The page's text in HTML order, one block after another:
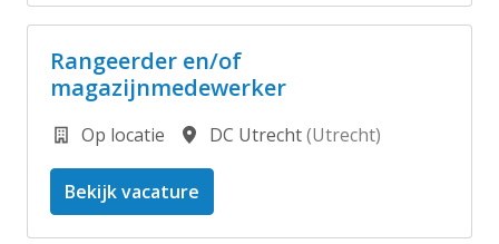
Rangeerder en/of
magazijnmedewerker
Op locatie DC Utrecht(Utrecht)
Bekijk vacature